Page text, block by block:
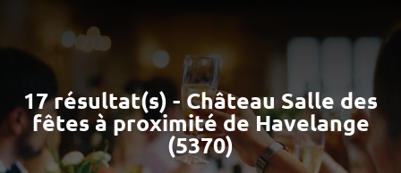
17 résultat(s) - Château Salle des
fêtes à proximité de Havelange
(5370)